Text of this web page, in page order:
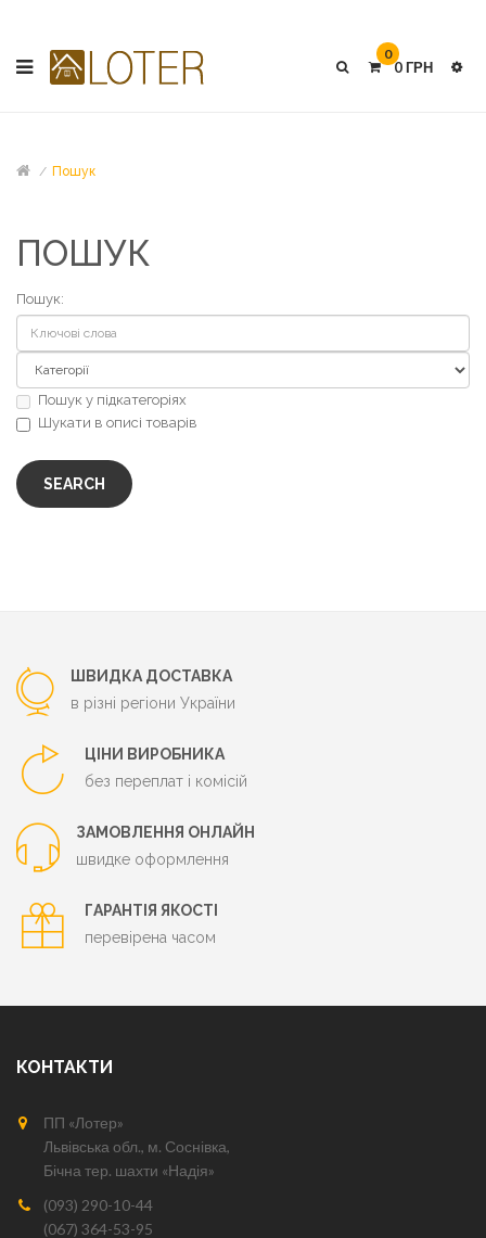
0
0 ГРН
Пошук
ПОШУК
Пошук:
Пошук у підкатегоріях
Шукати в описі товарів
ШВИДКА ДОСТАВКА
в різні регіони України
ЦІНИ ВИРОБНИКА
без переплат і комісій
ЗАМОВЛЕННЯ ОНЛАЙН
швидке оформлення
ГАРАНТІЯ ЯКОСТІ
перевірена часом
КОНТАКТИ
ПП «Лотер»
Львівська обл., м. Соснівка,
Бічна тер. шахти «Надія»
(093) 290-10-44
(067) 364-53-95